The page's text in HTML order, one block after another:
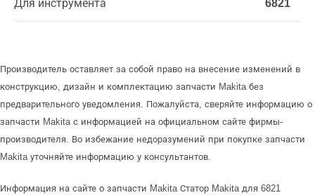
Для инструмента 6821
Производитель оставляет за собой право на внесение изменений в
конструкцию, дизайн и комплектацию запчасти Makita без
предварительного уведомления. Пожалуйста, сверяйте информацию о
запчасти Makita с информацией на официальном сайте фирмы-
производителя. Во избежание недоразумений при покупке запчасти
Makita уточняйте информацию у консультантов.
Информация на сайте о запчасти Makita Статор Makita для 6821